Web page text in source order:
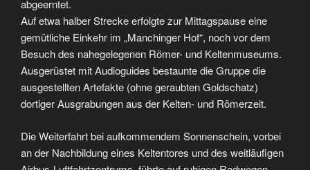
abgeerntet.
Auf etwa halber Strecke erfolgte zur Mittagspause eine
gemütliche Einkehr im „Manchinger Hof“, noch vor dem
Besuch des nahegelegenen Römer- und Keltenmuseums.
Ausgerüstet mit Audioguides bestaunte die Gruppe die
ausgestellten Artefakte (ohne geraubten Goldschatz)
dortiger Ausgrabungen aus der Kelten- und Römerzeit.
Die Weiterfahrt bei aufkommendem Sonnenschein, vorbei
an der Nachbildung eines Keltentores und des weitläufigen